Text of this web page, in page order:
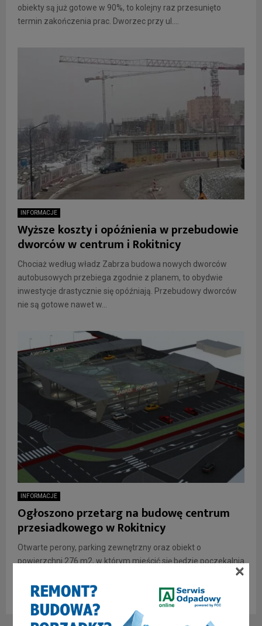
obiekty są już gotowe w 90%, to kolejny raz przesunięto
termin zakończenia prac. Dworzec przy ul....
INFORMACJE
Wyższe koszty i opóźnienia w przebudowie
dworców w centrum i Rokitnicy
Chociaż według władz Zabrza budowa nowych dworców
autobusowych przebiega zgodnie z planem, to obydwie
inwestycje drastycznie się opóźniają. Przebudowy dworców
nie są gotowe nawet w...
INFORMACJE
Ogłoszono przetarg na budowę centrum
przesiadkowego w Rokitnicy
Otwarte perony, parking zewnętrzny oraz obiekt o
powierzchni 276 m2, w którym mieścić się będzie poczekalnia
przesiadkowe...
×